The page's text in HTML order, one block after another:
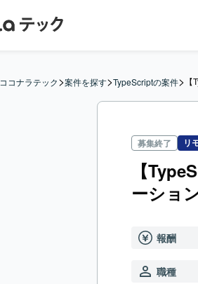
ココナラテック>案件を探す>TypeScriptの案件>
募集終了 リ
【
ーショ
報酬
職種